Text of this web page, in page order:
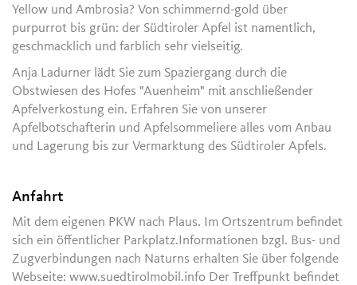
Yellow und Ambrosia? Von schimmernd-gold über
purpurrot bis grün: der Südtiroler Apfel ist namentlich,
geschmacklich und farblich sehr vielseitig.
Anja Ladurner lädt Sie zum Spaziergang durch die
Obstwiesen des Hofes "Auenheim" mit anschließender
Apfelverkostung ein. Erfahren Sie von unserer
Apfelbotschafterin und Apfelsommeliere alles vom Anbau
und Lagerung bis zur Vermarktung des Südtiroler Apfels.
Anfahrt
Mit dem eigenen PKW nach Plaus. Im Ortszentrum befindet
sich ein öffentlicher Parkplatz.Informationen bzgl. Bus- und
Zugverbindungen nach Naturns erhalten Sie über folgende
Webseite: www.suedtirolmobil.info Der Treffpunkt befindet